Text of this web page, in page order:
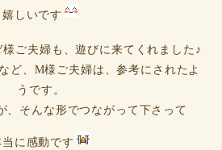
嬉しいです
ご夫婦も、遊びに来てくれました♪
ど、M様ご夫婦は、参考にされたよ
うです。
、そんな形でつながって下さって
当に感動です